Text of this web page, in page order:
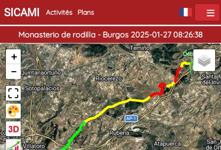
SICAMI Activités Plans
Monasterio de rodilla - Burgos 2025-01-27 08:26:38
Début
+
−